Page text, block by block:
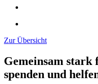
Zur Übersicht
Gemeinsam
spenden und